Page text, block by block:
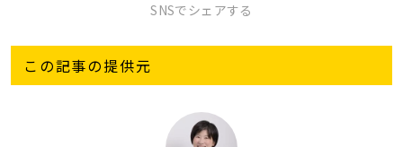
SNSでシェアする
この記事の提供元